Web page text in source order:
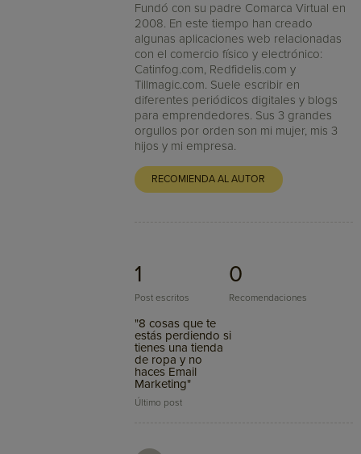
Fundó con su padre Comarca Virtual en
2008. En este tiempo han creado
algunas aplicaciones web relacionadas
con el comercio físico y electrónico:
Catinfog.com, Redfidelis.com y
Tillmagic.com. Suele escribir en
diferentes periódicos digitales y blogs
para emprendedores. Sus 3 grandes
orgullos por orden son mi mujer, mis 3
hijos y mi empresa.
RECOMIENDA AL AUTOR
1
Post escritos
0
Recomendaciones
"8 cosas que te
estás perdiendo si
tienes una tienda
de ropa y no
haces Email
Marketing"
Último post